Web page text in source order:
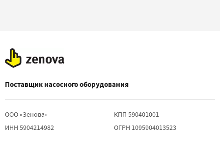
Поставщик насосного оборудования
ООО «Зенова»
ИНН 5904214982
КПП 590401001
ОГРН 1095904013523